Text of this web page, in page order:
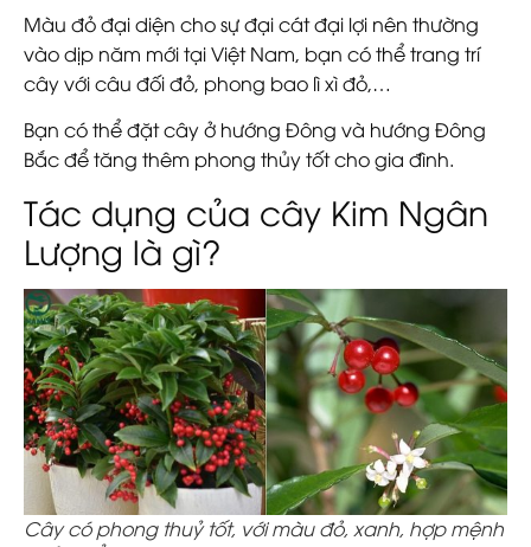
Màu đỏ đại diện cho sự đại cát đại lợi nên thường
vào dịp năm mới tại Việt Nam, bạn có thể trang trí
cây với câu đối đỏ, phong bao lì xì đỏ,…
Bạn có thể đặt cây ở hướng Đông và hướng Đông
Bắc để tăng thêm phong thủy tốt cho gia đình.
Tác dụng của cây Kim Ngân
Lượng là gì?
Cây có phong thuỷ tốt, với màu đỏ, xanh, hợp mệnh